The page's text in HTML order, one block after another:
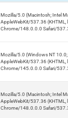
Mozilla/5.0 (Macintosh; Intel
AppleWebKit/537.36 (KHTML,
Chrome/148.0.0.0 Safari/
Mozilla/5.0 (Windows NT
AppleWebKit/537.36 (KHTML,
Chrome/145.0.0.0 Safari/
Mozilla/5.0 (Macintosh; Intel
AppleWebKit/537.36 (KHTML,
Chrome/148.0.0.0 Safari/